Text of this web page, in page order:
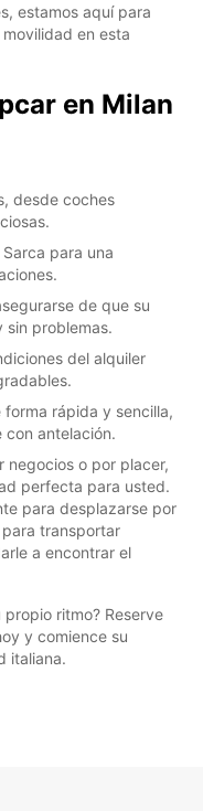
estamos aquí para
en esta
en Milan
desde coches
para una
de que su
sin problemas.
del alquiler
rápida y sencilla,
con antelación.
negocios o por placer,
perfecta para usted.
para desplazarse por
transportar
a encontrar el
ritmo? Reserve
y comience su
italiana.